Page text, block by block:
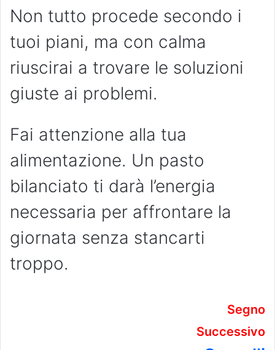
Non tutto procede secondo i
tuoi piani, ma con calma
riuscirai a trovare le soluzioni
giuste ai problemi.
Fai attenzione alla tua
alimentazione. Un pasto
bilanciato ti darà l’energia
necessaria per affrontare la
giornata senza stancarti
troppo.
Segno
Successivo